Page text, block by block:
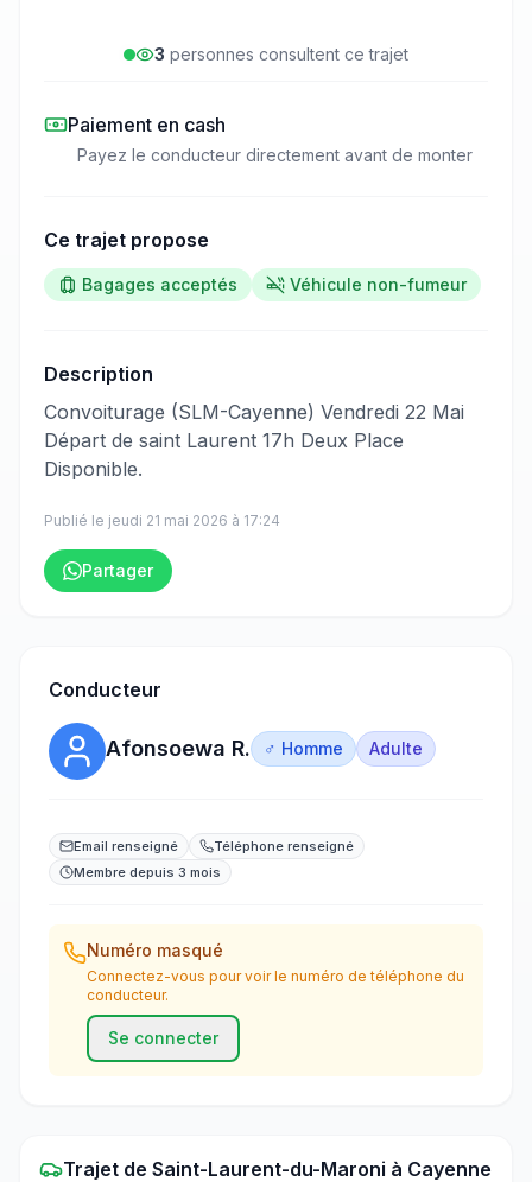
3 personnes consultent ce trajet
Paiement en cash
Payez le conducteur directement avant de monter
Ce trajet propose
Bagages acceptés Véhicule non-fumeur
Description
​‌​‍​‌‌​​​‌‌​‌‌​‌‌​‌​‌‌‌​​​​​‌‌​​‌‌​​‌‌‌‌​​​​‌‌‌​‌‌‌​‌‌​​‌​​​‌‌​​​‌​​‌‌​​‌​​​​‌‌​​​​​​‌‌​​​​​​‌‌​​​‌​‌‌​‌​‌‌​‌‌​‌​‌‌​‌‌‌‌​​​​‌‌​​‌‌‌​​‌‌‌​​​​‌‌‌​​​​​​‌‌​‌​​​‌‌​‌​‌​​​‌‌​​‌​​‌‌​​‌​​​​‌‌​‌‌​​​‌‌​​​​​‌‌​‌​​​‍Convoiturage (SLM-Cayenne) Vendredi 22 Mai
Départ de saint Laurent 17h Deux Place
Disponible.
Publié le jeudi 21 mai 2026 à 17:24
Partager
Conducteur
Afonsoewa R. ♂ Homme Adulte
Email renseigné
Téléphone renseigné
Membre depuis 3 mois
Numéro masqué
Connectez-vous pour voir le numéro de téléphone du
conducteur.
Se connecter
Trajet de Saint-Laurent-du-Maroni à Cayenne